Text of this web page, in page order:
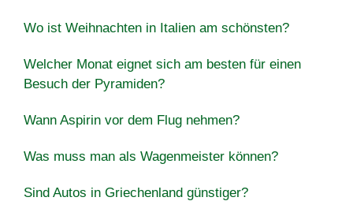
Wo ist Weihnachten in Italien am schönsten?
Welcher Monat eignet sich am besten für einen
Besuch der Pyramiden?
Wann Aspirin vor dem Flug nehmen?
Was muss man als Wagenmeister können?
Sind Autos in Griechenland günstiger?